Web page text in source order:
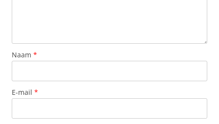
Naam *
E-mail *